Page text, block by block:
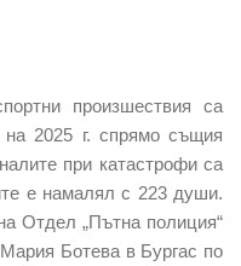
произшествия са
на 2025 г. спрямо същия
при катастрофи са
е намалял с 223 души.
Отдел „Пътна полиция“
Ботева в Бургас по